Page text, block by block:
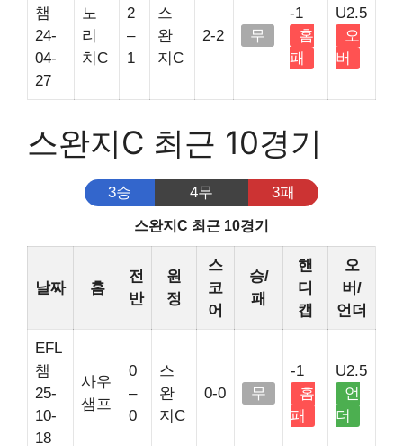
챔
24-
04-
27
노
리
치C
2
–
1
스
완
지C
2-2 무
-1
홈
패
U2.5
오
버
스완지C 최근 10경기
3승 4무 3패
스완지C 최근 10경기
날짜 홈
전
반
원
정
스
코
어
승/
패
핸
디
캡
오
버/
언더
EFL
챔
25-
10-
18
사우
샘프
0
–
0
스
완
지C
0-0 무
-1
홈
패
U2.5
언
더